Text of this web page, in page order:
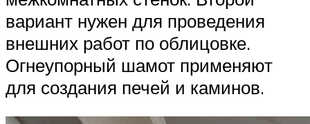
вариант нужен для проведения
внешних работ по облицовке.
Огнеупорный шамот применяют
для создания печей и каминов.